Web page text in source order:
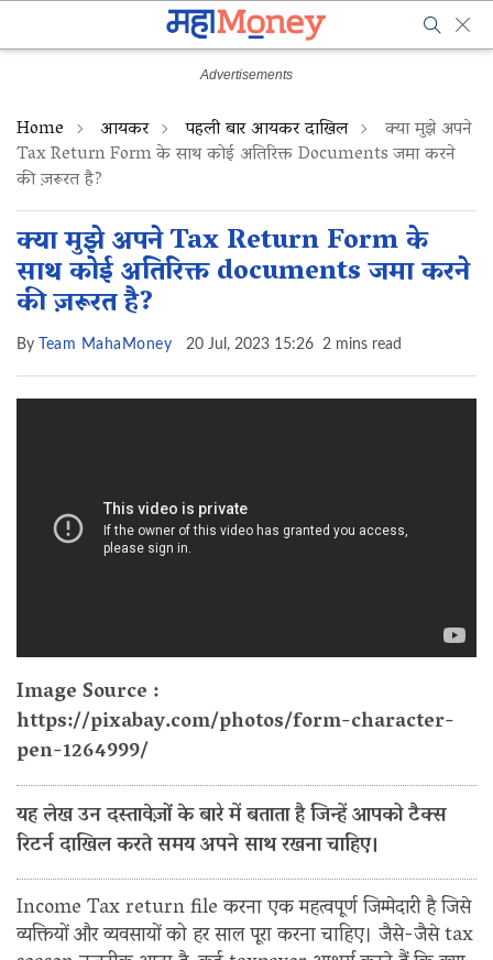
Home आयकर पहली बार आयकर दाखिल क्या मुझे अपने
Tax Return Form के साथ कोई अतिरिक्त Documents जमा करने
की ज़रूरत है?
क्या मुझे अपने Tax Return Form के
साथ कोई अतिरिक्त documents जमा करने
की ज़रूरत है?
By Team MahaMoney 20 Jul, 2023 15:26 2 mins read
Image Source :
https://pixabay.com/photos/form-character-
pen-1264999/
यह लेख उन दस्तावेज़ों के बारे में बताता है जिन्हें आपको टैक्स
रिटर्न दाखिल करते समय अपने साथ रखना चाहिए।
Income Tax return file करना एक महत्वपूर्ण जिम्मेदारी है जिसे
व्यक्तियों और व्यवसायों को हर साल पूरा करना चाहिए। जैसे-जैसे tax